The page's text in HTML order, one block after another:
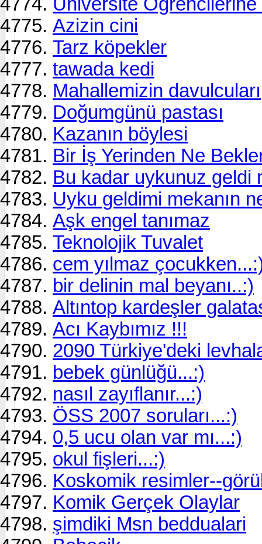
Azizin cini
Tarz köpekler
tawada kedi
Mahallemizin davulcuları
Doğumgünü pastası
Kazanın böylesi
Bir İş Yerinden Ne
Bu kadar uykunuz geldi
Uyku geldimi mekanın
Aşk engel tanımaz
Teknolojik Tuvalet
cem yılmaz
bir delinin mal beyanı..:)
Altıntop kardeşler
Acı Kaybımız !!!
2090 Türkiye'deki
bebek günlüğü...:)
nasıl zayıflanır...:)
ÖSS 2007 soruları...:)
0,5 ucu olan var mı...:)
okul fişleri...:)
Koskomik resimler--
Komik Gerçek Olaylar
şimdiki Msn beddualari